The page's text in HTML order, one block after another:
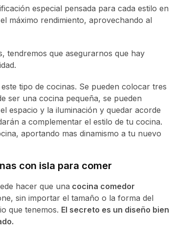
especial pensada para cada estilo en
máximo rendimiento, aprovechando al
tendremos que asegurarnos que hay
tipo de cocinas. Se pueden colocar tres
ser una cocina pequeña, se pueden
espacio y la iluminación y quedar acorde
a complementar el estilo de tu cocina.
aportando mas dinamismo a tu nuevo
con isla para comer
hacer que una cocina comedor
sin importar el tamaño o la forma del
que tenemos. El secreto es un diseño bien